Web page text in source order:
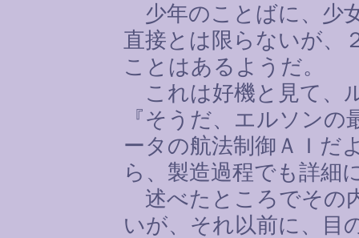
少年のことばに、少
直接とは限らないが、
ことはあるようだ。
これは好機と見て、
『そうだ、エルソン
ータの航法制御ＡＩだ
ら、製造過程でも詳細
述べたところでその
いが、それ以前に、目